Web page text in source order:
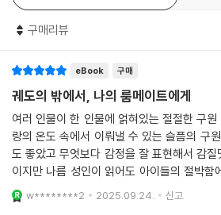
기적이었다. 개개인의 사랑은 역사에 기록되
설에는 달의 뒷면처럼 영영 감춰질 뻔했던 ‘궤
렷하게 기록되었다. 풍화침식이 없는 달 위에
을 리아의 이야기처럼. 우리는 지구가 반파되
과 연대를 읽어낼 수 있다. 단 한 사람의 무사
가의 세계였으므로.
그러니까 이것은,
마지막 순간까지 서로를 놓지 않은 연대의 기록
구매리뷰
eBook 구매
궤도의 밖에서, 나의 룸메이트에게
여러 인물이 한 인물에 얽혀있는 절절한 구
랑의 온도 속에서 이뤄낼 수 있는 슬픔의 구
도 좋았고 무엇보다 감정을 잘 표현해서 감
이지만 나름 성인이 읽어도 아이들의 절박함
책. w********2 2025.09.24. 신고